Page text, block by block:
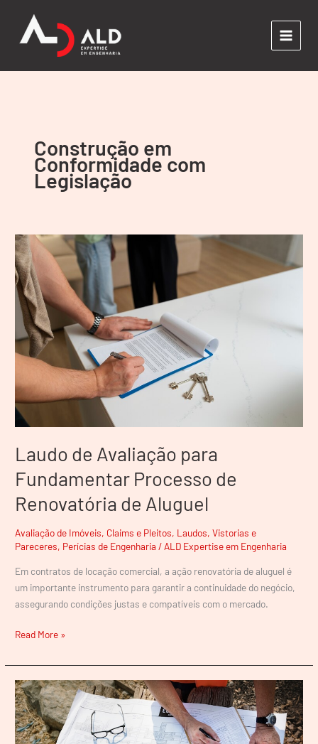
Construção em
Conformidade com
Legislação
Laudo de Avaliação para
Fundamentar Processo de
Renovatória de Aluguel
Avaliação de Imóveis, Claims e Pleitos, Laudos, Vistorias e
Pareceres, Perícias de Engenharia / ALD Expertise em Engenharia
Em contratos de locação comercial, a ação renovatória de aluguel é
um importante instrumento para garantir a continuidade do negócio,
assegurando condições justas e compatíveis com o mercado.
Laudo
de
Avaliação
para
Fundamentar
Processo
de
Renovatória
Aluguel
Read More »
Perícia
de
Construções
em